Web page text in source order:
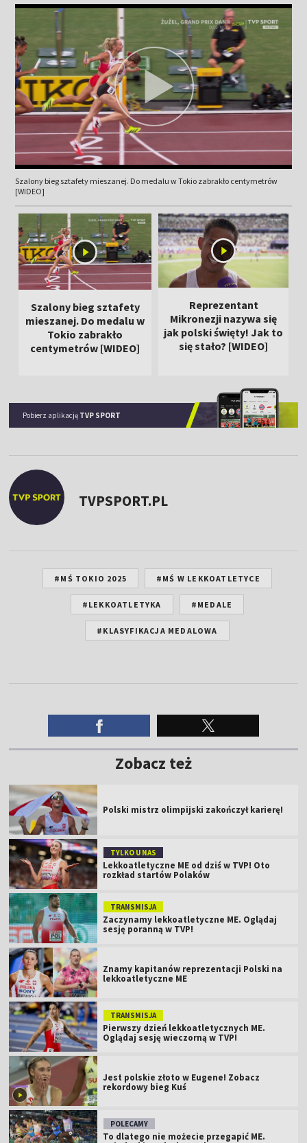
Szalony bieg sztafety mieszanej. Do medalu w Tokio zabrakło centymetrów
[WIDEO]
Szalony bieg sztafety
mieszanej. Do medalu w
Tokio zabrakło
centymetrów [WIDEO]
Reprezentant
Mikronezji nazywa się
jak polski święty! Jak to
się stało? [WIDEO]
Pobierz aplikację TVP SPORT
TVPSPORT.PL
#MŚ TOKIO 2025 #MŚ W LEKKOATLETYCE
#LEKKOATLETYKA #MEDALE
#KLASYFIKACJA MEDALOWA
Zobacz też
Polski mistrz olimpijski zakończył karierę!
TYLKO U NAS
Lekkoatletyczne ME od dziś w TVP! Oto
rozkład startów Polaków
TRANSMISJA
Zaczynamy lekkoatletyczne ME. Oglądaj
sesję poranną w TVP!
Znamy kapitanów reprezentacji Polski na
lekkoatletyczne ME
TRANSMISJA
Pierwszy dzień lekkoatletycznych ME.
Oglądaj sesję wieczorną w TVP!
Jest polskie złoto w Eugene! Zobacz
rekordowy bieg Kuś
POLECAMY
To dlatego nie możecie przegapić ME.